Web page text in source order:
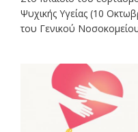
Ψυχικής Υγείας (10
του Γενικού